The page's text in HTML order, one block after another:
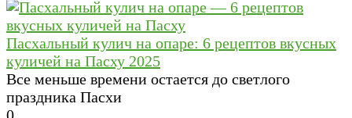
Пасхальный кулич на опаре: 6 рецептов вкусных
куличей на Пасху 2025
Все меньше времени остается до светлого
праздника Пасхи